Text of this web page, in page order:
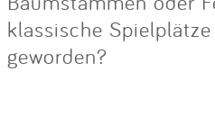
klassische
geworden?